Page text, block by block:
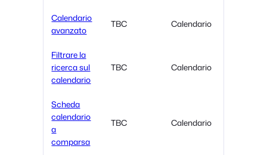
Calendario
avanzato
TBC Calendario
Filtrare la
ricerca sul
calendario
TBC Calendario
Scheda
calendario
a
comparsa
TBC Calendario